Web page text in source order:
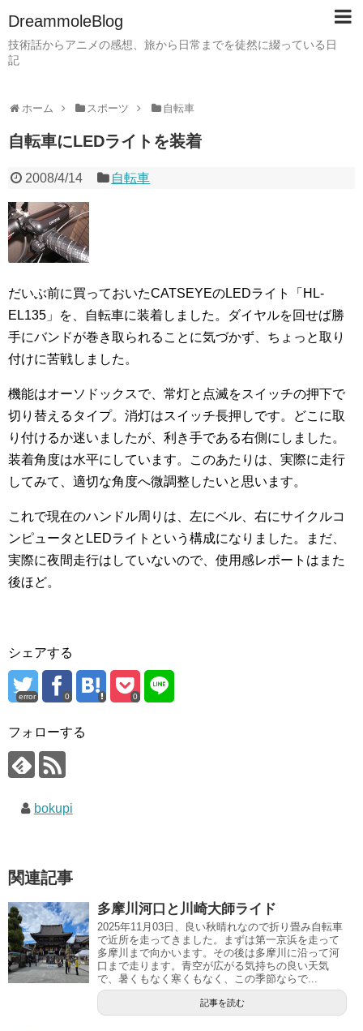
DreammoleBlog
技術話からアニメの感想、旅から日常までを徒然に綴っている日
記
ホーム スポーツ 自転車
自転車にLEDライトを装着
2008/4/14 自転車
だいぶ前に買っておいたCATSEYEのLEDライト「HL-
EL135」を、自転車に装着しました。ダイヤルを回せば勝
手にバンドが巻き取られることに気づかず、ちょっと取り
付けに苦戦しました。
機能はオーソドックスで、常灯と点滅をスイッチの押下で
切り替えるタイプ。消灯はスイッチ長押しです。どこに取
り付けるか迷いましたが、利き手である右側にしました。
装着角度は水平にしています。このあたりは、実際に走行
してみて、適切な角度へ微調整したいと思います。
これで現在のハンドル周りは、左にベル、右にサイクルコ
ンピュータとLEDライトという構成になりました。まだ、
実際に夜間走行はしていないので、使用感レポートはまた
後ほど。
シェアする
error 0 0
フォローする
bokupi
関連記事
多摩川河口と川崎大師ライド
2025年11月03日、良い秋晴れなので折り畳み自転車
で近所を走ってきました。まずは第一京浜を走って
多摩川まで向かいます。その後は多摩川に沿って河
口まで走ります。青空が広がる気持ちの良い天気
で、暑くもなく寒くもなく、この季節ならで...
記事を読む